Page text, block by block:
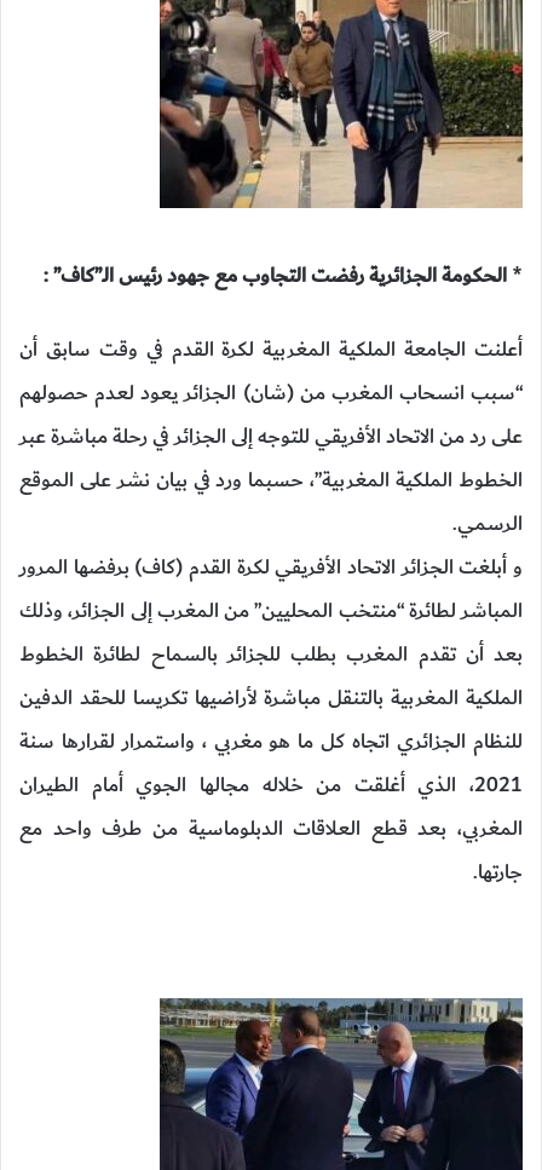
*الحكومة الجزائرية رفضت التجاوب مع جهود رئيس الـ”كاف” :
أعلنت الجامعة الملكية المغربية لكرة القدم في وقت سابق أن
“سبب انسحاب المغرب من (شان) الجزائر يعود لعدم حصولهم
على رد من الاتحاد الأفريقي للتوجه إلى الجزائر في رحلة مباشرة عبر
الخطوط الملكية المغربية”، حسبما ورد في بيان نشر على الموقع
الرسمي.
و أبلغت الجزائر الاتحاد الأفريقي لكرة القدم (كاف) برفضها المرور
المباشر لطائرة “منتخب المحليين” من المغرب إلى الجزائر، وذلك
بعد أن تقدم المغرب بطلب للجزائر بالسماح لطائرة الخطوط
الملكية المغربية بالتنقل مباشرة لأراضيها تكريسا للحقد الدفين
للنظام الجزائري اتجاه كل ما هو مغربي ، واستمرار لقرارها سنة
2021، الذي أغلقت من خلاله مجالها الجوي أمام الطيران
المغربي، بعد قطع العلاقات الدبلوماسية من طرف واحد مع
جارتها.